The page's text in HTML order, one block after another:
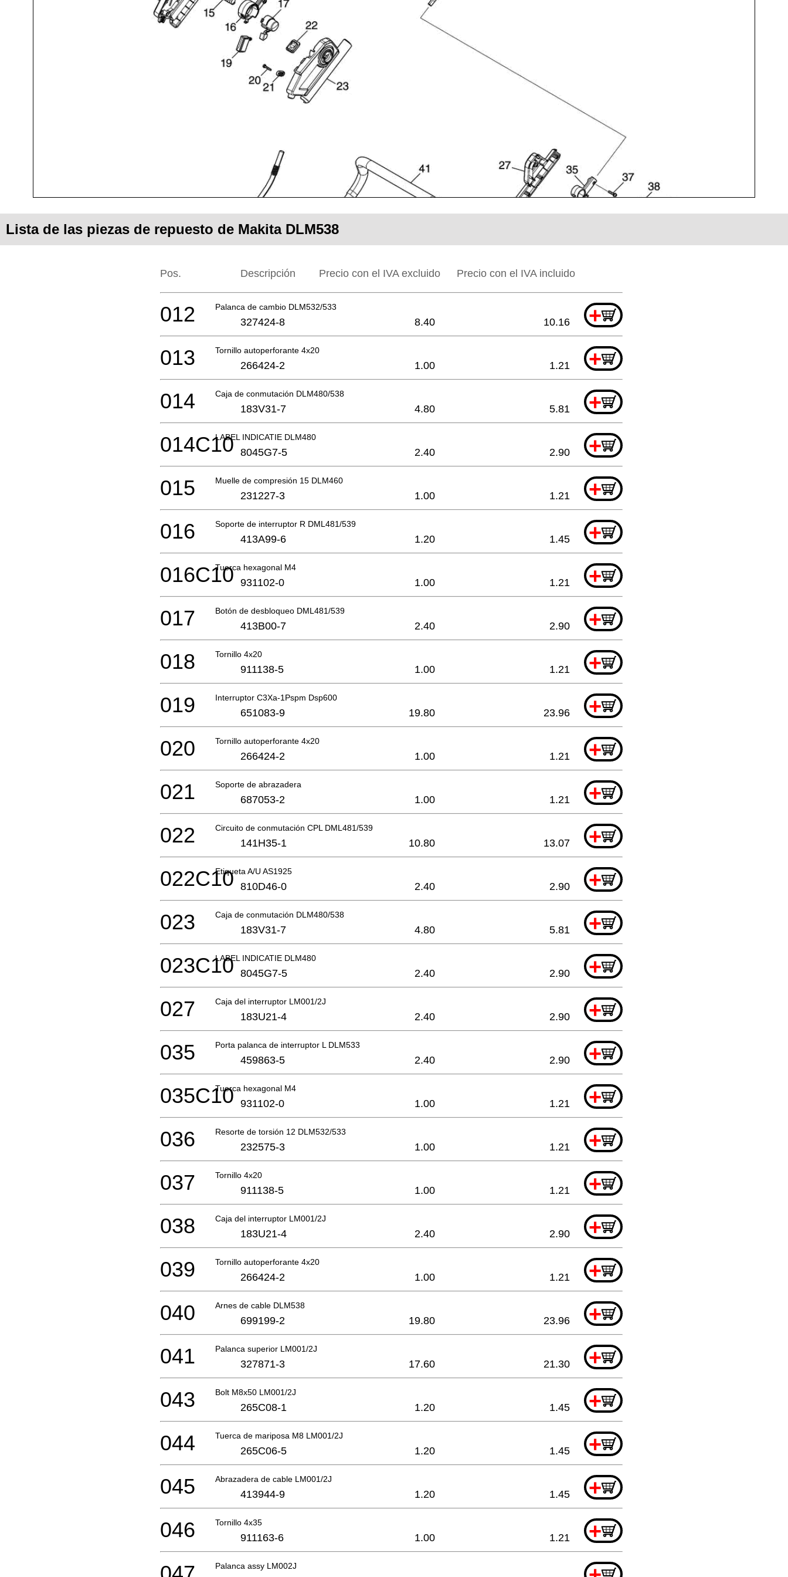
Lista de las piezas de repuesto de Makita DLM538
Pos. Descripción Precio con el IVA excluido Precio con el IVA incluido
Palanca de cambio DLM532/533 +
012 327424-8 8.40 10.16
Tornillo autoperforante 4x20 +
013 266424-2 1.00 1.21
Caja de conmutación DLM480/538 +
014 183V31-7 4.80 5.81
LABEL INDICATIE DLM480 +
014C10 8045G7-5 2.40 2.90
Muelle de compresión 15 DLM460 +
015 231227-3 1.00 1.21
Soporte de interruptor R DML481/539 +
016 413A99-6 1.20 1.45
Tuerca hexagonal M4 +
016C10 931102-0 1.00 1.21
Botón de desbloqueo DML481/539 +
017 413B00-7 2.40 2.90
Tornillo 4x20 +
018 911138-5 1.00 1.21
Interruptor C3Xa-1Pspm Dsp600 +
019 651083-9 19.80 23.96
Tornillo autoperforante 4x20 +
020 266424-2 1.00 1.21
Soporte de abrazadera +
021 687053-2 1.00 1.21
Circuito de conmutación CPL DML481/539 +
022 141H35-1 10.80 13.07
Etiqueta A/U AS1925 +
022C10 810D46-0 2.40 2.90
Caja de conmutación DLM480/538 +
023 183V31-7 4.80 5.81
LABEL INDICATIE DLM480 +
023C10 8045G7-5 2.40 2.90
Caja del interruptor LM001/2J +
027 183U21-4 2.40 2.90
Porta palanca de interruptor L DLM533 +
035 459863-5 2.40 2.90
Tuerca hexagonal M4 +
035C10 931102-0 1.00 1.21
Resorte de torsión 12 DLM532/533 +
036 232575-3 1.00 1.21
Tornillo 4x20 +
037 911138-5 1.00 1.21
Caja del interruptor LM001/2J +
038 183U21-4 2.40 2.90
Tornillo autoperforante 4x20 +
039 266424-2 1.00 1.21
Arnes de cable DLM538 +
040 699199-2 19.80 23.96
Palanca superior LM001/2J +
041 327871-3 17.60 21.30
Bolt M8x50 LM001/2J +
043 265C08-1 1.20 1.45
Tuerca de mariposa M8 LM001/2J +
044 265C06-5 1.20 1.45
Abrazadera de cable LM001/2J +
045 413944-9 1.20 1.45
Tornillo 4x35 +
046 911163-6 1.00 1.21
Palanca assy LM002J